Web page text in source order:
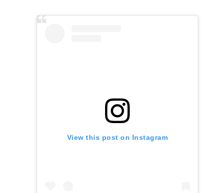
View this post on Instagram